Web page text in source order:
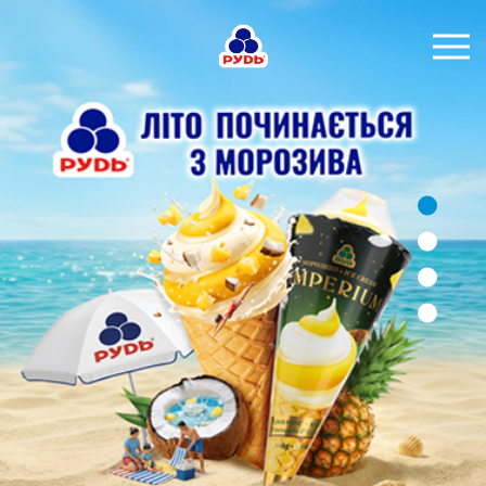
БРЕНДИ
ПРОДУКЦІЯ
КОМПАНІЯ
СПОЖИВАЧАМ
АКЦІЇ
ПРЕС-ЦЕНТР
ХОРЕКА
Тендерні закупівлі
Контакти